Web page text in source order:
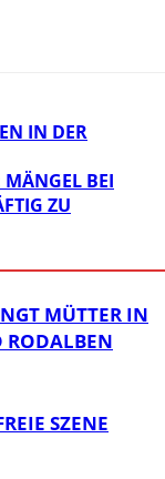
IN DER
BEI
ZU
MÜTTER IN
RODALBEN
SZENE